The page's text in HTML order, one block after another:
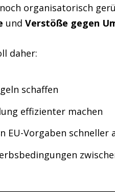
organisatorisch
undVerstöße gegen
daher:
schaffen
effizienter machen
EU-Vorgaben schneller